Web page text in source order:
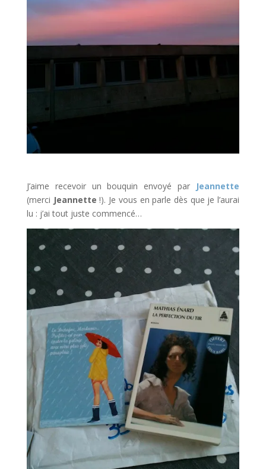
J’aime recevoir un bouquin envoyé par Jeannette
(merci Jeannette !). Je vous en parle dès que je l’aurai
lu : j’ai tout juste commencé…